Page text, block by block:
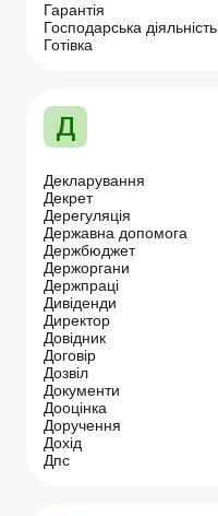
Гарантія
Господарська діяльність
Готівка
Д
Декларування
Декрет
Дерегуляція
Державна допомога
Держбюджет
Держоргани
Держпраці
Дивіденди
Директор
Довідник
Договір
Дозвіл
Документи
Дооцінка
Доручення
Дохід
Дпс